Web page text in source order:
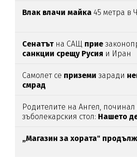
Влак влачи майка 45 метра в
Сенатътна САЩ прие
санкции срещу Русия и Иран
Самолет се приземи заради
смрад
Родителите на Ангел, починал
зъболекарския стол: Нашето
антидотътнаупойката
„Магазин за хората"